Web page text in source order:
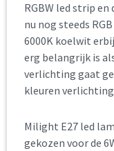
RGBW led strip en
nu nog steeds
6000K koelwit
erg belangrijk is
verlichting gaat
kleuren
Milight E27 led
gekozen voor de